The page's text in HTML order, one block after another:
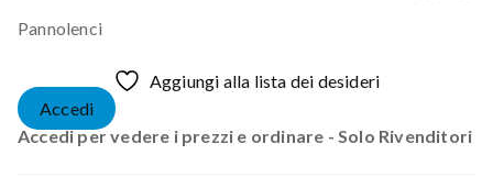
Pannolenci
Aggiungi alla lista dei desideri
Accedi
Accedi per vedere i prezzi e ordinare - Solo Rivenditori